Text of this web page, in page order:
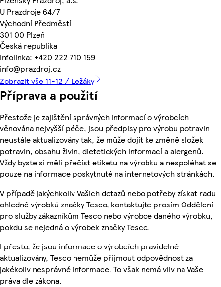
U Prazdroje 64/7
Východní Předměstí
301 00 Plzeň
Česká republika
Infolinka: +420 222 710 159
info@prazdroj.cz
Zobrazit vše 11-12 / Ležáky
Příprava a použití
Přestože je zajištění správných informací o výrobcích
věnována nejvyšší péče, jsou předpisy pro výrobu potravin
neustále aktualizovány tak, že může dojít ke změně složek
potravin, obsahu živin, dietetických informací a alergenů.
Vždy byste si měli přečíst etiketu na výrobku a nespoléhat se
pouze na informace poskytnuté na internetových stránkách.
V případě jakýchkoliv Vašich dotazů nebo potřeby získat radu
ohledně výrobků značky Tesco, kontaktujte prosím Oddělení
pro služby zákazníkům Tesco nebo výrobce daného výrobku,
pokdu se nejedná o výrobek značky Tesco.
I přesto, že jsou informace o výrobcích pravidelně
aktualizovány, Tesco nemůže přijmout odpovědnost za
jakékoliv nesprávné informace. To však nemá vliv na Vaše
práva dle zákona.